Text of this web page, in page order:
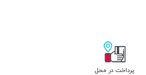
پرداخت در محل